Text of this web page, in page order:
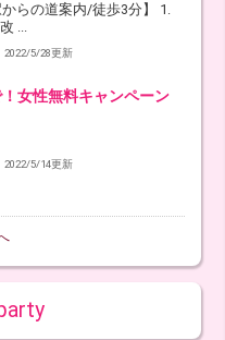
からの道案内/徒歩3分】 1.
...
2022/5/28更新
女性無料キャンペーン
2022/5/14更新